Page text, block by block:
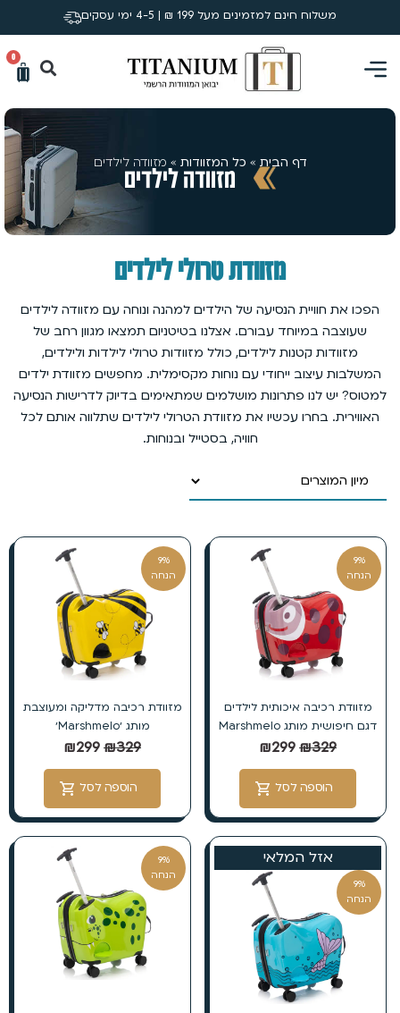
משלוח חינם למזמינים מעל 199 ₪ | 4-5 ימי עסקים
0
דף הבית » כל המזוודות » מזוודה לילדים
מזוודה לילדים
מזוודת טרולי לילדים
הפכו את חוויית הנסיעה של הילדים למהנה ונוחה עם מזוודה לילדים
שעוצבה במיוחד עבורם. אצלנו בטיטניום תמצאו מגוון רחב של
מזוודות קטנות לילדים, כולל מזוודות טרולי לילדות ולילדים,
המשלבות עיצוב ייחודי עם נוחות מקסימלית. מחפשים מזוודת ילדים
למטוס? יש לנו פתרונות מושלמים שמתאימים בדיוק לדרישות הנסיעה
האווירית. בחרו עכשיו את מזוודת הטרולי לילדים שתלווה אותם לכל
חוויה, בסטייל ובנוחות.
9%
הנחה
מזוודת רכיבה איכותית לילדים
דגם חיפושית מותג Marshmelo
₪329
₪299
הוספה לסל
9%
הנחה
מזוודת רכיבה מדליקה ומעוצבת
מותג ׳Marshmelo׳
₪329
₪299
הוספה לסל
9%
הנחה
אזל המלאי
9%
הנחה